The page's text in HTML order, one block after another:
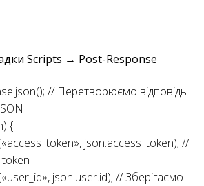
Scripts → Post-Response
// Перетворюємо відповідь
{
json.access_token); //
json.user.id); // Зберігаємо